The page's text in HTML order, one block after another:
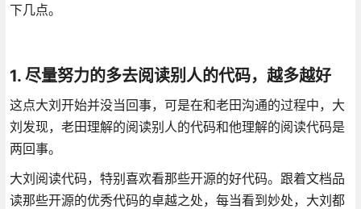
下几点。
1. 尽量努力的多去阅读别人的代码，越多越好
这点大刘开始并没当回事，可是在和老田沟通的过程中，大
刘发现，老田理解的阅读别人的代码和他理解的阅读代码是
两回事。
大刘阅读代码，特别喜欢看那些开源的好代码。跟着文档品
读那些开源的优秀代码的卓越之处，每当看到妙处，大刘都